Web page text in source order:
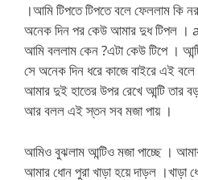
।আমি টিপতে টিপতে বলে ফেললাম কি
অনেক দিন পর কেউ আমার দুধ টিপল ।
আমি বললাম কেন ?এটা কেউ টিপে ।
সে অনেক দিন ধরে কাজে বাইরে এই
আমার দুই হাতের উপর রেখে আন্টি তার
আর বলল এই স্তন সব মজা পায় ।
আমিও বুঝলাম আন্টিও মজা পাচ্ছে ।
আমার ধোন পুরা খাড়া হয়ে দাড়ল ।খাড়া